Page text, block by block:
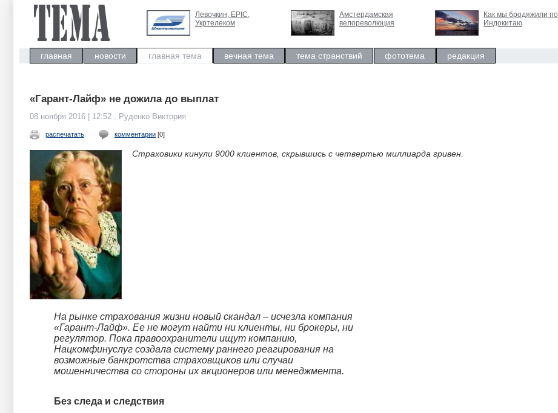
Левочкин, ЕРIC,
Укртелеком
Амстердамская
велореволюция
Как мы бродяжили по
Индокитаю
главная новости главная тема вечная тема тема странствий фототема редакция
«Гарант-Лайф» не дожила до выплат
08 ноября 2016 | 12:52 , Руденко Виктория
распечатать комментарии [0]
Страховики кинули 9000 клиентов, скрывшись с четвертью миллиарда гривен.
На рынке страхования жизни новый скандал – исчезла компания
«Гарант-Лайф». Ее не могут найти ни клиенты, ни брокеры, ни
регулятор. Пока правоохранители ищут компанию,
Нацкомфинуслуг создала систему раннего реагирования на
возможные банкротства страховщиков или случаи
мошенничества со стороны их акционеров или менеджмента.
Без следа и следствия